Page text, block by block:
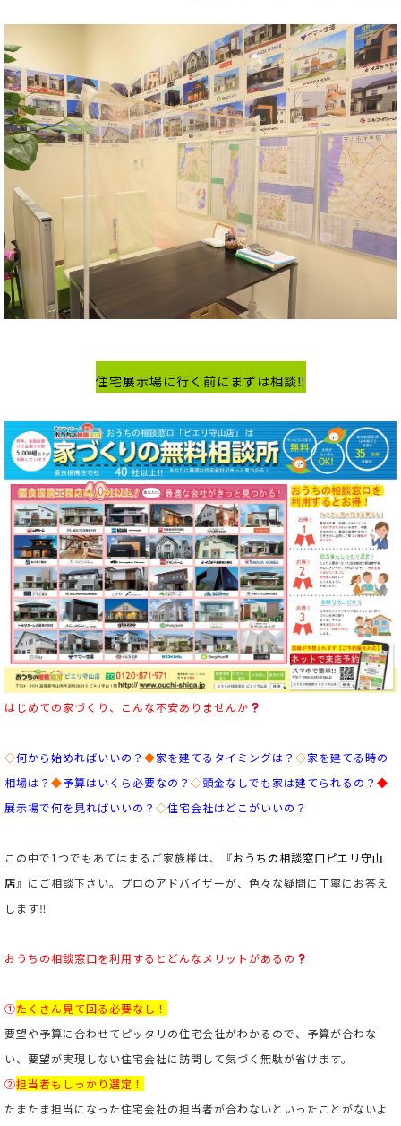
住宅展示場に行く前にまずは相談‼
はじめての家づくり、こんな不安ありませんか
◇何から始めればいいの？ ◆家を建てるタイミングは？ ◇家を建てる時の
相場は？ ◆予算はいくら必要なの？ ◇頭金なしでも家は建てられるの？ ◆
展示場で何を見ればいいの？ ◇住宅会社はどこがいいの？
この中で1つでもあてはまるご家族様は、『おうちの相談窓口ピエリ守山
店』にご相談下さい。プロのアドバイザーが、色々な疑問に丁寧にお答え
します‼
おうちの相談窓口を利用するとどんなメリットがあるの
①たくさん見て回る必要なし！
要望や予算に合わせてピッタリの住宅会社がわかるので、予算が合わな
い、要望が実現しない住宅会社に訪問して気づく無駄が省けます。
②担当者もしっかり選定！
たまたま担当になった住宅会社の担当者が合わないといったことがないよ